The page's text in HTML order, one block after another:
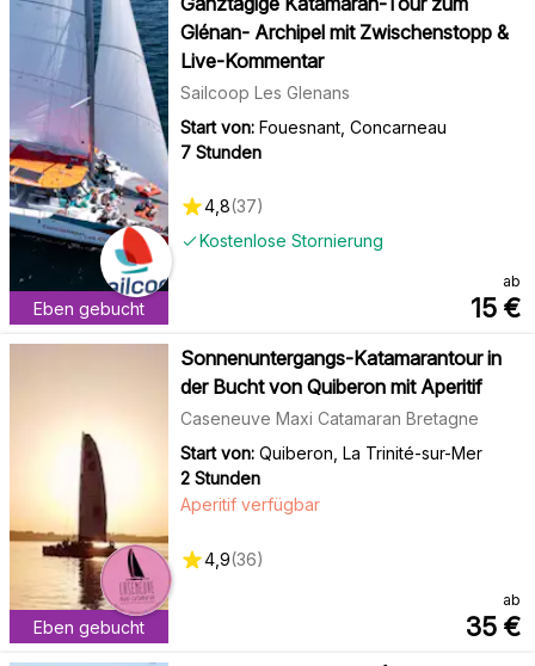
Eben gebucht
Glénan- Archipel mit Zwischenstopp &
Live-Kommentar
Sailcoop Les Glenans
Start von: Fouesnant, Concarneau
7 Stunden
Kostenlose Stornierung
4,8(37)
ab
15 €
Eben gebucht
Sonnenuntergangs-Katamarantour in
der Bucht von Quiberon mit Aperitif
Caseneuve Maxi Catamaran Bretagne
Start von: Quiberon, La Trinité-sur-Mer
2 Stunden
Aperitif verfügbar
4,9(36)
ab
35 €